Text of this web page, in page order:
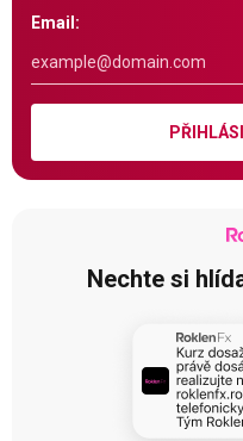
Email:
Nechte si